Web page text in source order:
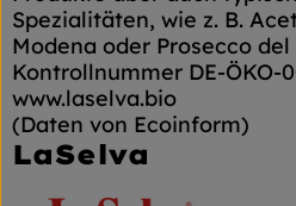
Spezialitäten, wie z. B.
Modena oder Prosecco
Kontrollnummer DE-ÖKO-
www.laselva.bio
(Daten von Ecoinform)
LaSelva